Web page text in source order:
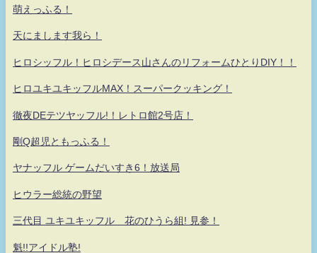
萌えっふる！
天にまします我ら！
ヒロシッフル！ヒロシデース山さんのリフォームひとりDIY！！
ヒロユキユキッフルMAX！スーパークッキング！
徹夜DEテツヤッフル!！レトロ館2号店！
剛Q超児ともっふる！
ヤナッフル ゲームだいすき6！放送局
ヒウラー総統の野望
三代目 ユキユキッフル 花のひうら組! 見参！
魁!!アイドル塾!